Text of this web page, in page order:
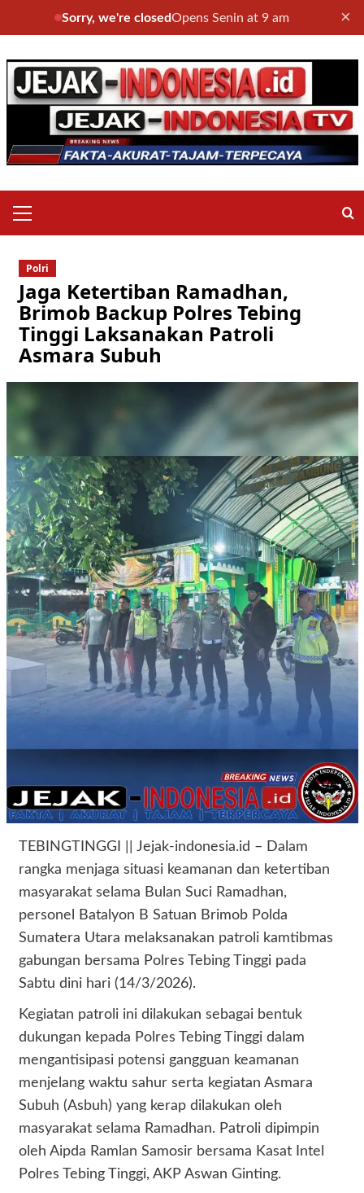
Sorry, we're closedOpens Senin at 9 am ×
to
content
Menu
Polri
Jaga Ketertiban Ramadhan,
Brimob Backup Polres Tebing
Tinggi Laksanakan Patroli
Asmara Subuh
TEBINGTINGGI || Jejak-indonesia.id – Dalam
rangka menjaga situasi keamanan dan ketertiban
masyarakat selama Bulan Suci Ramadhan,
personel Batalyon B Satuan Brimob Polda
Sumatera Utara melaksanakan patroli kamtibmas
gabungan bersama Polres Tebing Tinggi pada
Sabtu dini hari (14/3/2026).
Kegiatan patroli ini dilakukan sebagai bentuk
dukungan kepada Polres Tebing Tinggi dalam
mengantisipasi potensi gangguan keamanan
menjelang waktu sahur serta kegiatan Asmara
Subuh (Asbuh) yang kerap dilakukan oleh
masyarakat selama Ramadhan. Patroli dipimpin
oleh Aipda Ramlan Samosir bersama Kasat Intel
Polres Tebing Tinggi, AKP Aswan Ginting.